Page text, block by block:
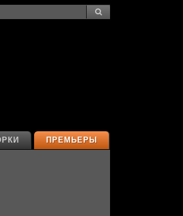
ПРЕМЬЕРЫ